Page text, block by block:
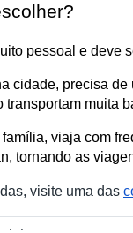
pessoal e deve
cidade, precisa
muita
viaja com
tornando as
visite uma das